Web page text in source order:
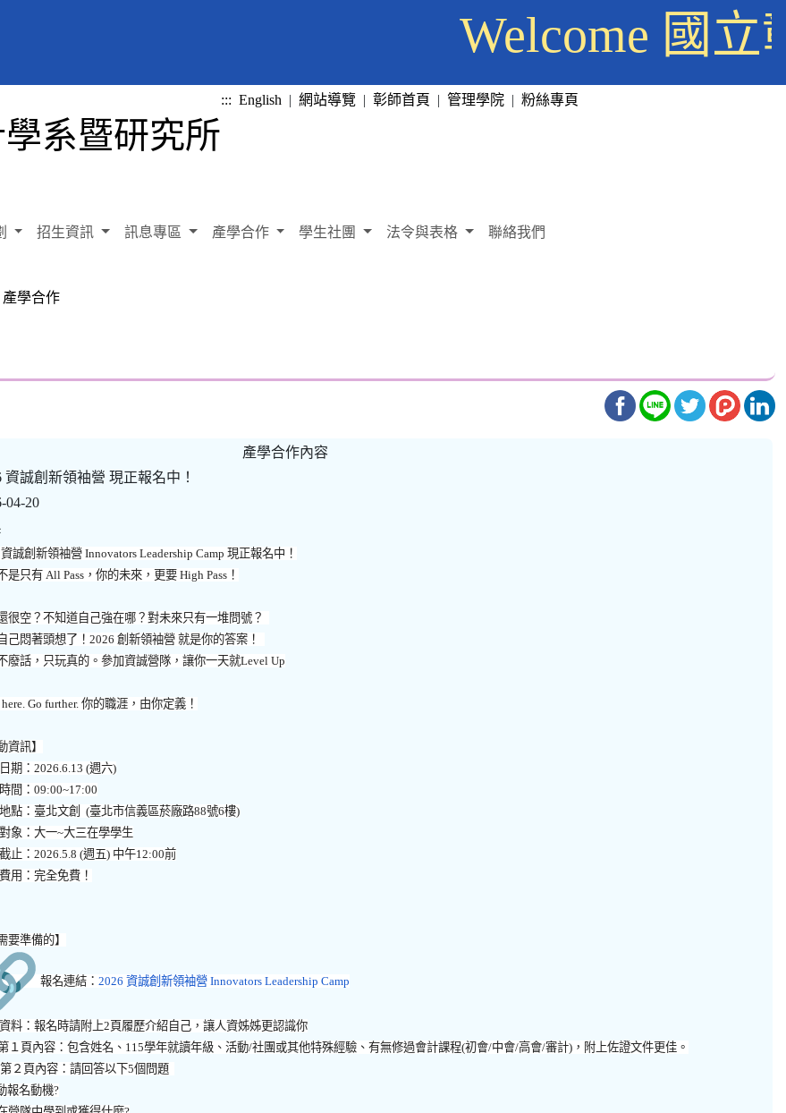
Welcome 國
::: English | 網站導覽 | 彰師首頁 | 管理學院 | 粉絲專頁
招生資訊 訊息專區 產學合作 學生社團 法令與表格 聯絡我們
產學合作
產學合作內容
資誠創新領袖營 現正報名中！
04-20
資誠創新領袖營 Innovators Leadership Camp現正報名中！
是只有 All Pass ，你的未來，更要 High Pass ！
很空？不知道自己強在哪？對未來只有一堆問號？
己悶著頭想了！2026創新領袖營 就是你的答案！
廢話，只玩真的。參加資誠營隊，讓你一天就Level Up
Go further.你的職涯，由你定義！
資訊】
期：2026.6.13 (週六)
間：09:00~17:00
點：臺北文創 (臺北市信義區菸廠路88號6樓)
象：大一~大三在學學生
止：2026.5.8 (週五) 中午12:00前
用：完全免費！
要準備的】
報名連結：2026資誠創新領袖營 Innovators Leadership Camp
料：報名時請附上2頁履歷介紹自己，讓人資姊姊更認識你
１頁內容：包含姓名、 115學年就讀年級、活動/社團或其他特殊經驗、有無修過會計課程(初會/中會/高會/審計) ，附上佐證文件更佳。
第２頁內容：請回答以下5個問題
報名動機?